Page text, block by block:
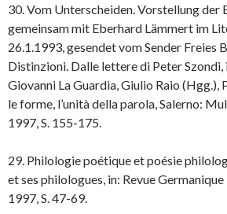
30. Vom Unterscheiden. Vorstellung der
gemeinsam mit Eberhard Lämmert im
26.1.1993, gesendet vom Sender Freies
Distinzioni. Dalle lettere di Peter Szondi,
Giovanni La Guardia, Giulio Raio (Hgg.),
le forme, l’unità della parola, Salerno:
1997, S. 155-175.
29. Philologie poétique et poésie
et ses philologues, in: Revue
1997, S. 47-69.